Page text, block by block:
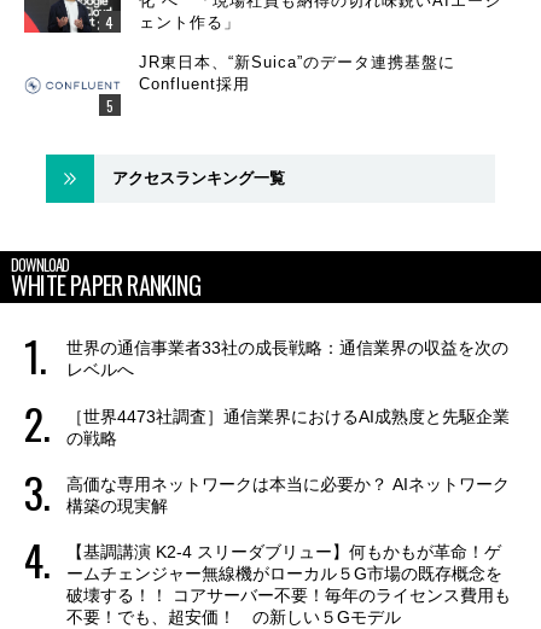
ェント作る」
JR東日本、“新Suica”のデータ連携基盤に
Confluent採用
アクセスランキング一覧
DOWNLOAD
WHITE PAPER RANKING
世界の通信事業者33社の成長戦略：通信業界の収益を次の
レベルへ
［世界4473社調査］通信業界におけるAI成熟度と先駆企業
の戦略
高価な専用ネットワークは本当に必要か？ AIネットワーク
構築の現実解
【基調講演 K2-4 スリーダブリュー】何もかもが革命！ゲ
ームチェンジャー無線機がローカル５G市場の既存概念を
破壊する！！ コアサーバー不要！毎年のライセンス費用も
不要！でも、超安価！ の新しい５Gモデル